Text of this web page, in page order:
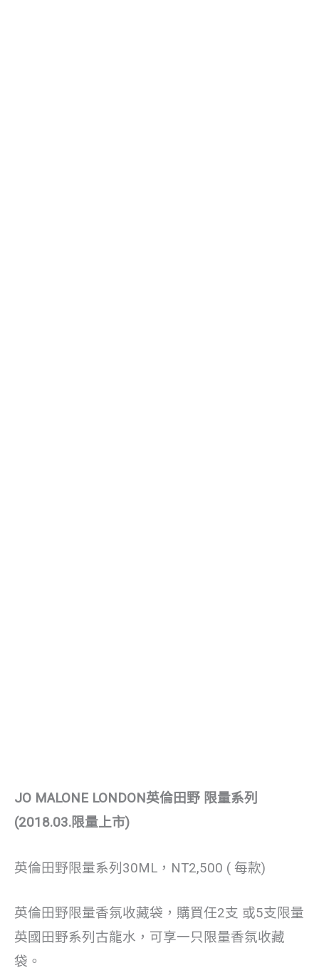
JO MALONE LONDON英倫田野 限量系列
(2018.03.限量上市)
英倫田野限量系列30ML，NT2,500 ( 每款)
英倫田野限量香氛收藏袋，購買任2支 或5支限量
英國田野系列古龍水，可享一只限量香氛收藏
袋。